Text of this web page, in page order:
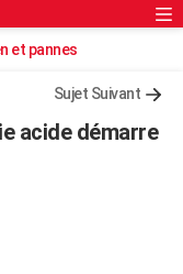
Rechercher
et pannes
Sujet Suivant
acide démarre